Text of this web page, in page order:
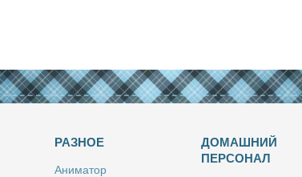
РАЗНОЕ
Ани­ма­тор
ДОМАШНИЙ
ПЕРСОНАЛ